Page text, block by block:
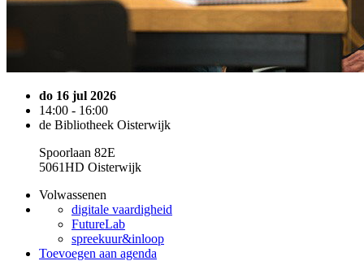
do 16 jul 2026
14:00 - 16:00
de Bibliotheek Oisterwijk
Spoorlaan 82E
5061HD Oisterwijk
Volwassenen
digitale vaardigheid
FutureLab
spreekuur&inloop
Toevoegen aan agenda